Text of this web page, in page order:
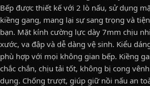
Bếp được thiết kế với 2 lò nấu, sử dụng
kiềng gang, mang lại sự sang trọng và
bạn. Mặt kính cường lực dày 7mm chịu
xước, va đập và dễ dàng vệ sinh. Kiểu
phù hợp với mọi không gian bếp. Kiềng
chắc chắn, chịu tải tốt, không bị cong
dụng. Chống trượt, giúp giữ nồi nấu an